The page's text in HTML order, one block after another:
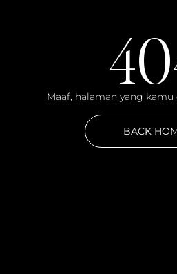
Maaf, halaman yang
BACK